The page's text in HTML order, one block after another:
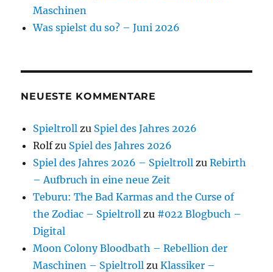
Maschinen
Was spielst du so? – Juni 2026
NEUESTE KOMMENTARE
Spieltroll zu Spiel des Jahres 2026
Rolfzu Spiel des Jahres 2026
Spiel des Jahres 2026 – Spieltroll zuRebirth
– Aufbruch in eine neue Zeit
Teburu: The Bad Karmas and the Curse of
the Zodiac – Spieltroll zu #022 Blogbuch –
Digital
Moon Colony Bloodbath – Rebellion der
Maschinen – Spieltroll zuKlassiker –